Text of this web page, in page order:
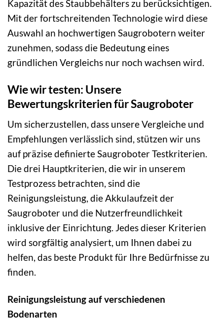
Kapazität des Staubbehälters zu berücksichtigen.
Mit der fortschreitenden Technologie wird diese
Auswahl an hochwertigen Saugrobotern weiter
zunehmen, sodass die Bedeutung eines
gründlichen Vergleichs nur noch wachsen wird.
Wie wir testen: Unsere
Bewertungskriterien für Saugroboter
Um sicherzustellen, dass unsere Vergleiche und
Empfehlungen verlässlich sind, stützen wir uns
auf präzise definierte Saugroboter Testkriterien.
Die drei Hauptkriterien, die wir in unserem
Testprozess betrachten, sind die
Reinigungsleistung, die Akkulaufzeit der
Saugroboter und die Nutzerfreundlichkeit
inklusive der Einrichtung. Jedes dieser Kriterien
wird sorgfältig analysiert, um Ihnen dabei zu
helfen, das beste Produkt für Ihre Bedürfnisse zu
finden.
Reinigungsleistung auf verschiedenen
Bodenarten